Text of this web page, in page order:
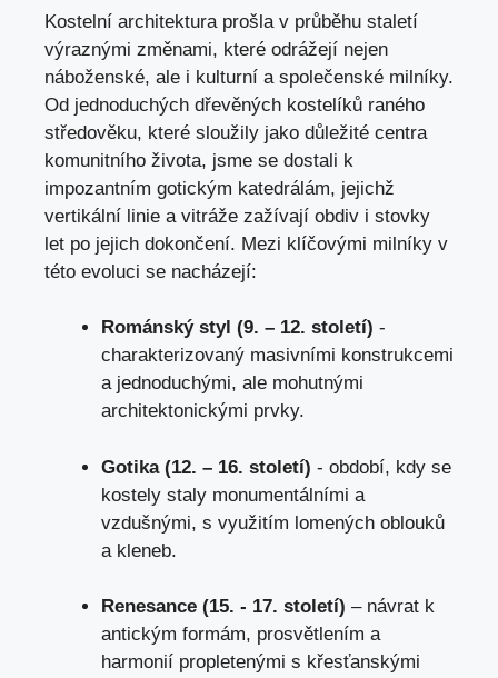
Kostelní architektura prošla ⁤v ⁣průběhu⁣ staletí
výraznými změnami, které odrážejí nejen​
náboženské, ale⁢ i⁢ kulturní⁢ a společenské milníky.
Od jednoduchých dřevěných kostelíků⁤ raného
středověku, které sloužily jako důležité centra⁣
komunitního života, jsme se dostali k
impozantním gotickým katedrálám, jejichž
vertikální linie a ⁣vitráže ​zažívají obdiv i stovky
let ⁣po jejich‌ dokončení. Mezi klíčovými milníky v
této evoluci se⁢ nacházejí:
Románský styl (9.⁣ – 12. století) -⁣
charakterizovaný masivními konstrukcemi
a jednoduchými, ale mohutnými
architektonickými prvky.
Gotika (12. – 16.⁤ století) ⁢-⁢ období,⁣ kdy se
kostely staly ‍monumentálními a
vzdušnými,⁣ s využitím lomených oblouků⁣
a kleneb.
Renesance⁣ (15. ​-⁢ 17. století) – ‍návrat k
antickým formám, prosvětlením a
harmonií propletenými s křesťanskými